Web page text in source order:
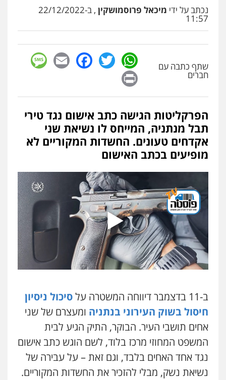
פלילי כלכלי אלימות סמים מעצרים
עו"ד זוהר ארבל
פשיעה חמורה מעצרים וחקירות
0538788878
עו"ד שלי גורביץ – לוי
משפט פלילי פשיעה חמורה מעצרים
וחקירות צבאי תעבורה
0544218336
משרד עורכי דין חן ברוך
דיני תעבורה מעצרים וחקירות
0505078733
משרד עורכי דין טאי שרקי
פלילי אסירים תעבורה מרב"ד
0547556464
פלילי פשיעה חמורה תעבורה אסירים
0522992110
עו"ד שאדי נאטור
פלילי פשיעה חמורה מעצרים וחקירות
0509230800
נכתב על ידי מיכאל פרוסמושקין , ב-22/12/2022
11:57
שתף כתבה עם
חברים
WhatsApp
Twitter
Facebook
Email
הפרקליטות הגישה כתב אישום נגד טירי
תבל מנתניה, המייחס לו נשיאת שני
אקדחים טעונים. החשדות המקוריים לא
מופיעים בכתב האישום
ב-11 בדצמבר דיווחה המשטרה על
סיכול ניסיון
חיסול בשוק העירוני בנתניה ומעצרם של שני
אחים תושבי העיר. הבוקר, התיק הגיע לבית
המשפט המחוזי מרכז בלוד, לשם הוגש כתב אישום
נגד אחד האחים בלבד, וגם זאת – על עבירה של
נשיאת נשק, מבלי להזכיר את החשדות המקוריים.